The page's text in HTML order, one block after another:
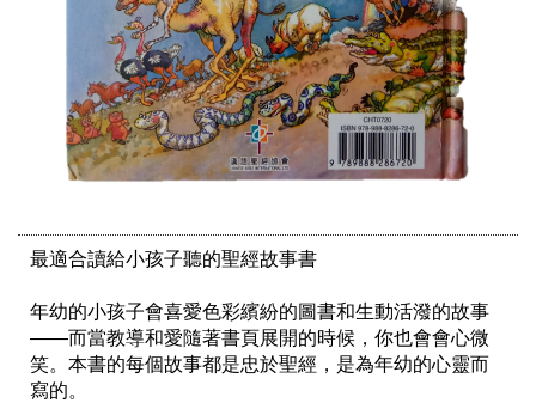
最適合讀給小孩子聽的聖經故事書
年幼的小孩子會喜愛色彩繽紛的圖書和生動活潑的故事
——而當教導和愛隨著書頁展開的時候，你也會會心微
笑。本書的每個故事都是忠於聖經，是為年幼的心靈而
寫的。